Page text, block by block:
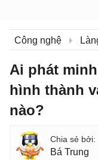
Công nghệ
Ai phát
hình thành
nào?
Bá Trung